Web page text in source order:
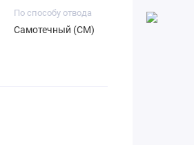
По способу отвода
Самотечный (СМ)